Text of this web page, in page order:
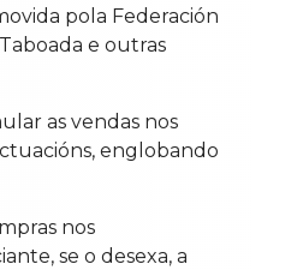
pola Federación
e outras
as vendas nos
englobando
nos
se o desexa, a